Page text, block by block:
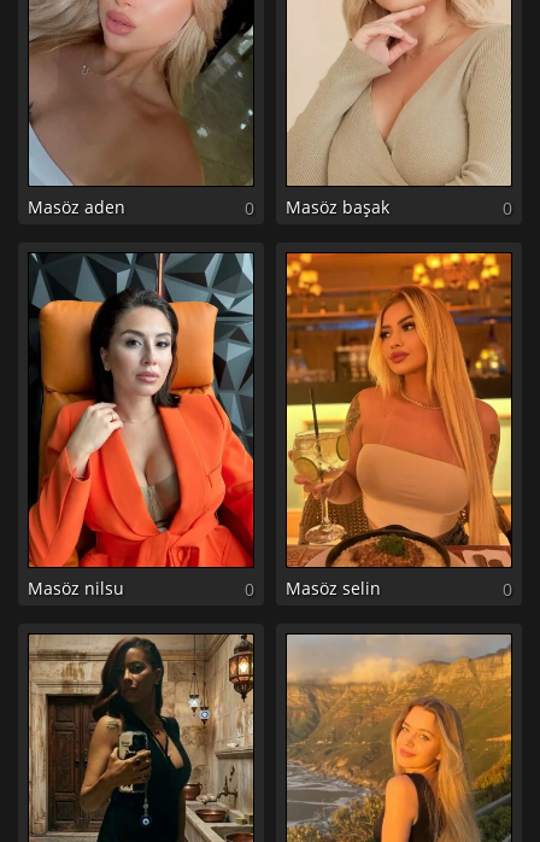
Masöz aden 0 Masöz başak 0
Masöz nilsu 0 Masöz selin 0